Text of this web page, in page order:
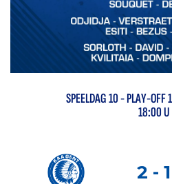
SPEELDAG10-PLAY-OFF 1
18:00 U
2 - 1